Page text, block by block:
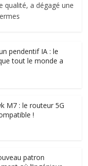
qualité, a dégagé une
pendentif IA : le
tout le monde a
M7 : le routeur 5G
!
patron